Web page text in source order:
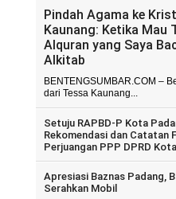
Pindah Agama ke
Kaunang: Ketika Mau
Alquran yang Saya
Alkitab
BENTENGSUMBAR.COM –
dari Tessa Kaunang...
Setuju RAPBD-P Kota
Rekomendasi dan Catatan
Perjuangan PPP DPRD
Apresiasi Baznas Padang,
Serahkan Mobil